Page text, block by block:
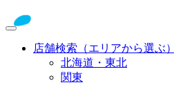
店舗検索（エリアから選ぶ）
北海道・東北
関東